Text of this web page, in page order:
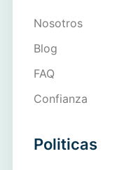
Nosotros
Blog
FAQ
Confianza
Politicas